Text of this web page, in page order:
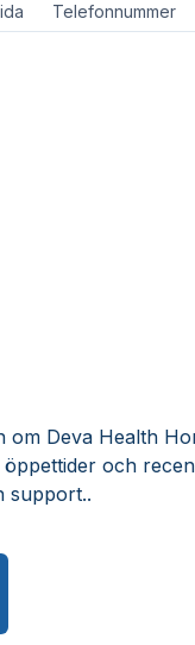
Telefonnummer
om Deva Health
och
support..